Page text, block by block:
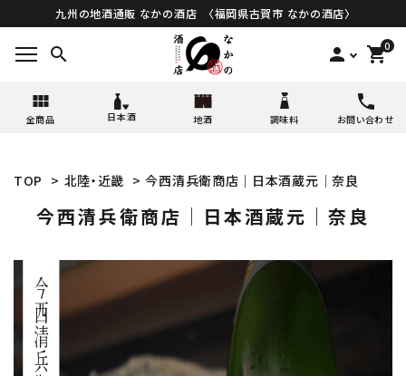
九州の地酒通販 なかの酒店 〈福岡県古賀市 なかの酒店〉
search person 0
shopping_cart
全商品 日本酒 地酒 調味料 お問い合わせ
TOP > 北陸・近畿 > 今西清兵衛商店│日本酒蔵元│奈良
今西清兵衛商店│日本酒蔵元│奈良